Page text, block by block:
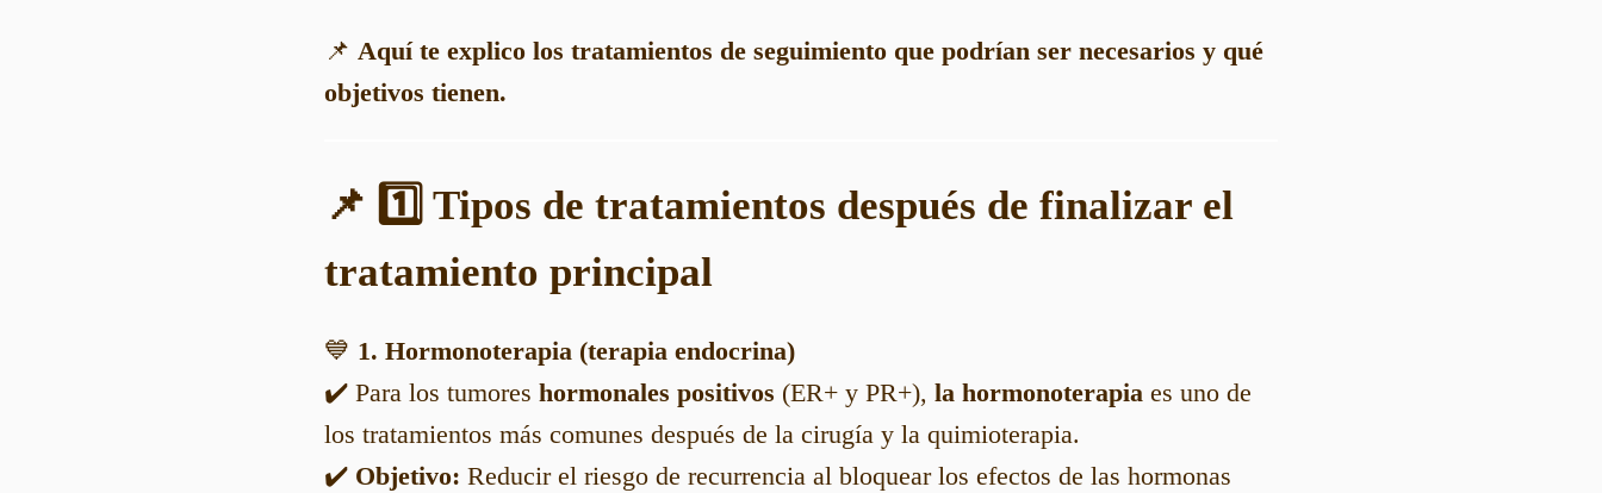
📌 Aquí te explico los tratamientos de seguimiento que podrían ser necesarios y qué
objetivos tienen.
📌 1️⃣ Tipos de tratamientos después de finalizar el
tratamiento principal
💙 1. Hormonoterapia (terapia endocrina)
✔️ Para los tumores hormonales positivos (ER+ y PR+), la hormonoterapia es uno de
los tratamientos más comunes después de la cirugía y la quimioterapia.
✔️ Objetivo: Reducir el riesgo de recurrencia al bloquear los efectos de las hormonas